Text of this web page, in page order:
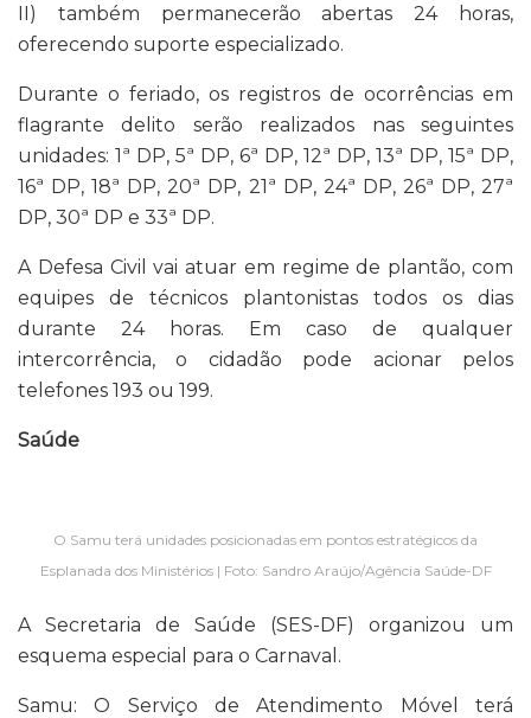
II) também permanecerão abertas 24 horas,
oferecendo suporte especializado.
Durante o feriado, os registros de ocorrências em
flagrante delito serão realizados nas seguintes
unidades: 1ª DP, 5ª DP, 6ª DP, 12ª DP, 13ª DP, 15ª DP,
16ª DP, 18ª DP, 20ª DP, 21ª DP, 24ª DP, 26ª DP, 27ª
DP, 30ª DP e 33ª DP.
A Defesa Civil vai atuar em regime de plantão, com
equipes de técnicos plantonistas todos os dias
durante 24 horas. Em caso de qualquer
intercorrência, o cidadão pode acionar pelos
telefones 193 ou 199.
Saúde
O Samu terá unidades posicionadas em pontos estratégicos da
Esplanada dos Ministérios | Foto: Sandro Araújo/Agência Saúde-DF
A Secretaria de Saúde (SES-DF) organizou um
esquema especial para o Carnaval.
Samu: O Serviço de Atendimento Móvel terá